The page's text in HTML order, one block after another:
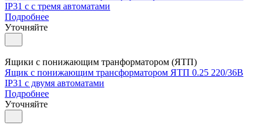
IP31 с с тремя автоматами
Подробнее
Уточняйте
Ящики с понижающим транформатором (ЯТП)
Ящик с понижающим трансформатором ЯТП 0.25 220/36В
IP31 с двумя автоматами
Подробнее
Уточняйте